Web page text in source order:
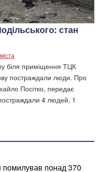
стан
біля приміщення ТЦК
постраждали люди. Про
Посітко, передає
4 людей, 1
помилував понад 370